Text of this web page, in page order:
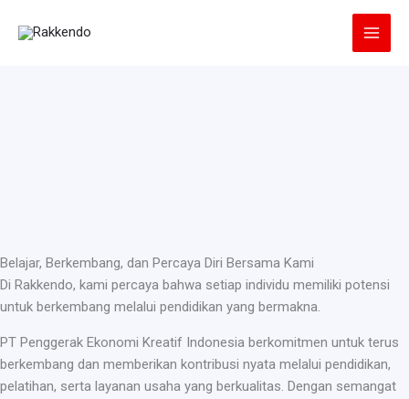
Belajar, Berkembang, dan Percaya Diri Bersama Kami
Di Rakkendo, kami percaya bahwa setiap individu memiliki potensi
untuk berkembang melalui pendidikan yang bermakna.
PT Penggerak Ekonomi Kreatif Indonesia berkomitmen untuk terus
berkembang dan memberikan kontribusi nyata melalui pendidikan,
pelatihan, serta layanan usaha yang berkualitas. Dengan semangat